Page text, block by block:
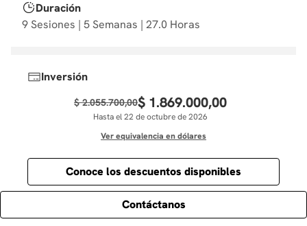
Duración
9 Sesiones | 5 Semanas | 27.0 Horas
Inversión
$ 2.055.700,00$ 1.869.000,00
Hasta el 22 de octubre de 2026
Ver equivalencia en dólares
Conoce los descuentos disponibles
Contáctanos